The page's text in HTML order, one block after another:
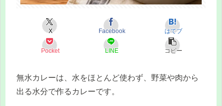
X Facebook はてブ
Pocket LINE コピー
無水カレーは、水をほとんど使わず、野菜や肉から
出る水分で作るカレーです。